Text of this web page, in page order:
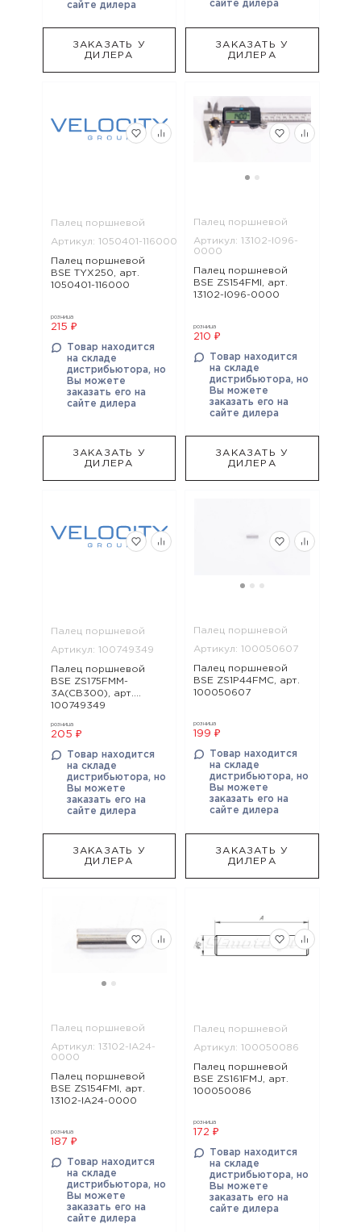
сайте дилера
ЗАКАЗАТЬ У
ДИЛЕРА
сайте дилера
ЗАКАЗАТЬ У
ДИЛЕРА
Палец поршневой
Артикул: 1050401-116000
Палец поршневой
BSE TYX250, арт.
1050401-116000
розница
215 ₽
Товар находится
на складе
дистрибьютора, но
Вы можете
заказать его на
сайте дилера
ЗАКАЗАТЬ У
ДИЛЕРА
Палец поршневой
Артикул: 13102-I096-
0000
Палец поршневой
BSE ZS154FMI, арт.
13102-I096-0000
розница
210 ₽
Товар находится
на складе
дистрибьютора, но
Вы можете
заказать его на
сайте дилера
ЗАКАЗАТЬ У
ДИЛЕРА
Палец поршневой
Артикул: 100749349
Палец поршневой
BSE ZS175FMM-
3A(CB300), арт.
100749349
розница
205 ₽
Товар находится
на складе
дистрибьютора, но
Вы можете
заказать его на
сайте дилера
ЗАКАЗАТЬ У
ДИЛЕРА
Палец поршневой
Артикул: 100050607
Палец поршневой
BSE ZS1P44FMC, арт.
100050607
розница
199 ₽
Товар находится
на складе
дистрибьютора, но
Вы можете
заказать его на
сайте дилера
ЗАКАЗАТЬ У
ДИЛЕРА
Палец поршневой
Артикул: 13102-IA24-
0000
Палец поршневой
BSE ZS154FMI, арт.
13102-IA24-0000
розница
187 ₽
Товар находится
на складе
дистрибьютора, но
Вы можете
заказать его на
сайте дилера
Палец поршневой
Артикул: 100050086
Палец поршневой
BSE ZS161FMJ, арт.
100050086
розница
172 ₽
Товар находится
на складе
дистрибьютора, но
Вы можете
заказать его на
сайте дилера